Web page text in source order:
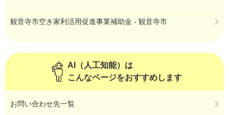
観音寺市空き家利活用促進事業補助金 - 観音寺市
AI（人工知能）は
こんなページをおすすめします
お問い合わせ先一覧